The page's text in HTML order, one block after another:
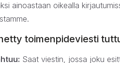
ainoastaan oikealla
toimenpideviesti
Saat viestin, jossa joku